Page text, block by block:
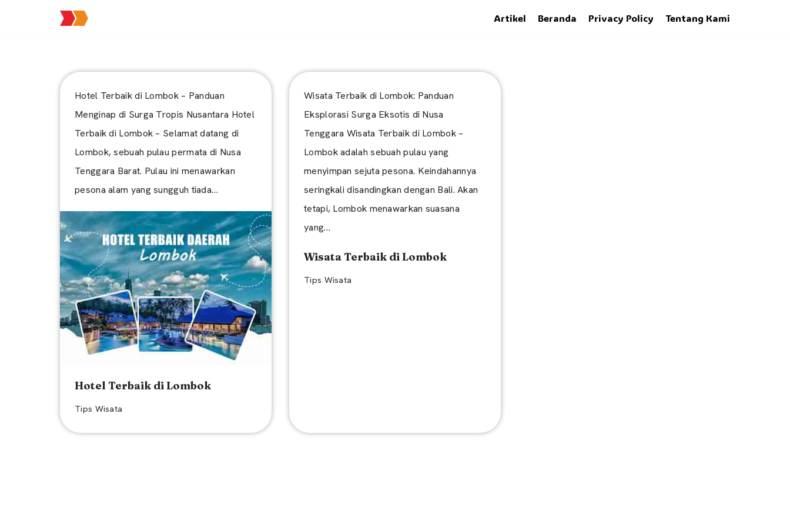
Artikel Beranda Privacy Policy Tentang Kami
Hotel Terbaik di Lombok – Panduan
Menginap di Surga Tropis Nusantara Hotel
Terbaik di Lombok – Selamat datang di
Lombok, sebuah pulau permata di Nusa
Tenggara Barat. Pulau ini menawarkan
pesona alam yang sungguh tiada…
Hotel Terbaik di Lombok
Tips Wisata
Wisata Terbaik di Lombok: Panduan
Eksplorasi Surga Eksotis di Nusa
Tenggara Wisata Terbaik di Lombok –
Lombok adalah sebuah pulau yang
menyimpan sejuta pesona. Keindahannya
seringkali disandingkan dengan Bali. Akan
tetapi, Lombok menawarkan suasana
yang…
Wisata Terbaik di Lombok
Tips Wisata